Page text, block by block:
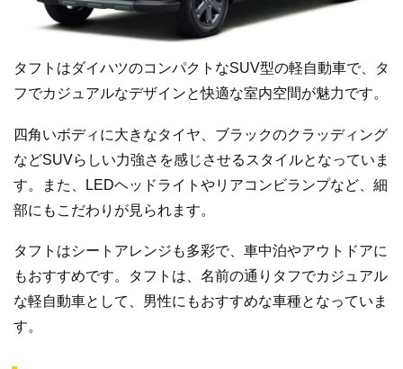
タフトはダイハツのコンパクトなSUV型の軽自動車で、タ
フでカジュアルなデザインと快適な室内空間が魅力です。
四角いボディに大きなタイヤ、ブラックのクラッディング
などSUVらしい力強さを感じさせるスタイルとなっていま
す。また、LEDヘッドライトやリアコンビランプなど、細
部にもこだわりが見られます。
タフトはシートアレンジも多彩で、車中泊やアウトドアに
もおすすめです。タフトは、名前の通りタフでカジュアル
な軽自動車として、男性にもおすすめな車種となっていま
す。